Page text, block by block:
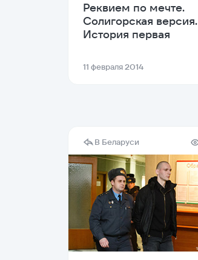
Реквием по мечте.
Солигорская версия.
История первая
11 февраля 2014
В Беларуси